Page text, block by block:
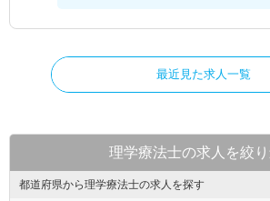
最近見た求人一覧
理学療法士の求人を絞
都道府県から理学療法士の求人を探す